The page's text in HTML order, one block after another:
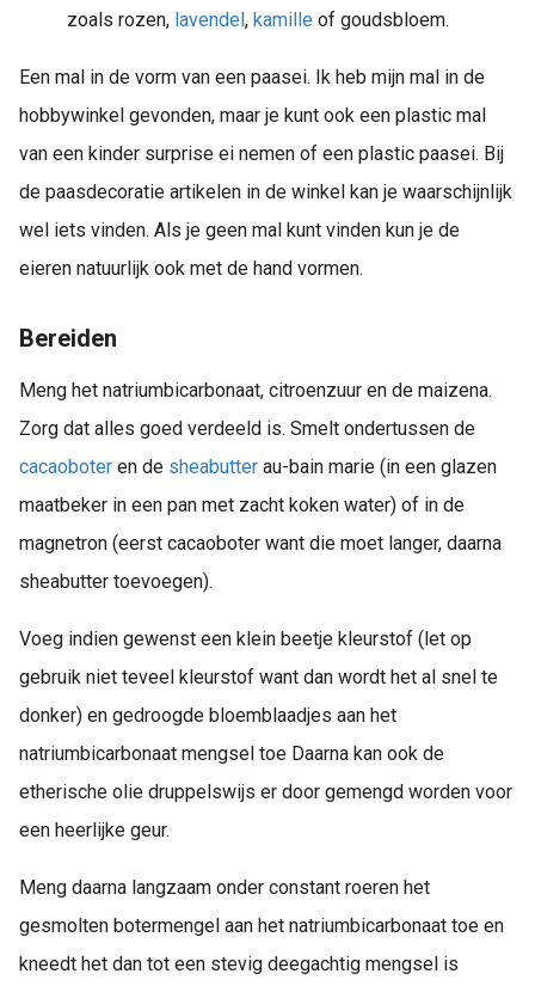
zoals rozen, lavendel, kamille of goudsbloem.
Een mal in de vorm van een paasei. Ik heb mijn mal in de
hobbywinkel gevonden, maar je kunt ook een plastic mal
van een kinder surprise ei nemen of een plastic paasei. Bij
de paasdecoratie artikelen in de winkel kan je waarschijnlijk
wel iets vinden. Als je geen mal kunt vinden kun je de
eieren natuurlijk ook met de hand vormen.
Bereiden
Meng het natriumbicarbonaat, citroenzuur en de maizena.
Zorg dat alles goed verdeeld is. Smelt ondertussen de
cacaoboter en de sheabutter au-bain marie (in een glazen
maatbeker in een pan met zacht koken water) of in de
magnetron (eerst cacaoboter want die moet langer, daarna
sheabutter toevoegen).
Voeg indien gewenst een klein beetje kleurstof (let op
gebruik niet teveel kleurstof want dan wordt het al snel te
donker) en gedroogde bloemblaadjes aan het
natriumbicarbonaat mengsel toe Daarna kan ook de
etherische olie druppelswijs er door gemengd worden voor
een heerlijke geur.
Meng daarna langzaam onder constant roeren het
gesmolten botermengel aan het natriumbicarbonaat toe en
kneedt het dan tot een stevig deegachtig mengsel is